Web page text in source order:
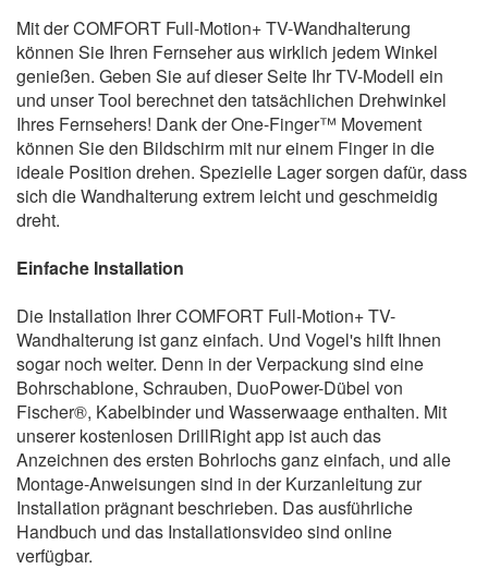
Mit der COMFORT Full-Motion+ TV-Wandhalterung
können Sie Ihren Fernseher aus wirklich jedem Winkel
genießen. Geben Sie auf dieser Seite Ihr TV-Modell ein
und unser Tool berechnet den tatsächlichen Drehwinkel
Ihres Fernsehers! Dank der One-Finger™ Movement
können Sie den Bildschirm mit nur einem Finger in die
ideale Position drehen. Spezielle Lager sorgen dafür, dass
sich die Wandhalterung extrem leicht und geschmeidig
dreht.
Einfache Installation
Die Installation Ihrer COMFORT Full-Motion+ TV-
Wandhalterung ist ganz einfach. Und Vogel's hilft Ihnen
sogar noch weiter. Denn in der Verpackung sind eine
Bohrschablone, Schrauben, DuoPower-Dübel von
Fischer®, Kabelbinder und Wasserwaage enthalten. Mit
unserer kostenlosen DrillRight app ist auch das
Anzeichnen des ersten Bohrlochs ganz einfach, und alle
Montage-Anweisungen sind in der Kurzanleitung zur
Installation prägnant beschrieben. Das ausführliche
Handbuch und das Installationsvideo sind online
verfügbar.